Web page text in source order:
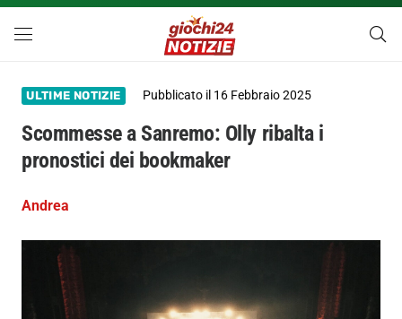
ULTIME NOTIZIE Pubblicato il 16 Febbraio 2025
Scommesse a Sanremo: Olly ribalta i
pronostici dei bookmaker
Andrea